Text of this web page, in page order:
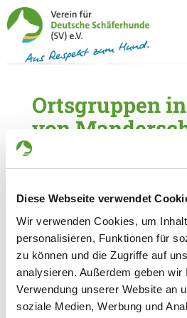
Diese Webseite verwendet
Wir verwenden Cookies, um
personalisieren, Funktionen für
zu können und die Zugriffe auf
analysieren. Außerdem geben
Verwendung unserer Website an
soziale Medien, Werbung und
Ortsgruppen
von
5 Ortsgruppen im Umkreis
OG - Badem
54636 Badem
OG - Gerolstein e.V.
Lissinger Str. 37a
54568 Gerolstein